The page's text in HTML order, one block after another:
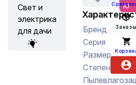
ю
Заказы
Свет и
электрика
для дачи
Бренд
Серия
Размер
Степень